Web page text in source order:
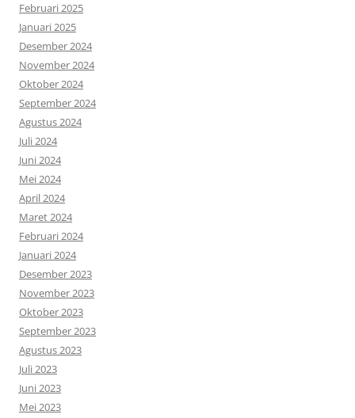
Februari 2025
Januari 2025
Desember 2024
November 2024
Oktober 2024
September 2024
Agustus 2024
Juli 2024
Juni 2024
Mei 2024
April 2024
Maret 2024
Februari 2024
Januari 2024
Desember 2023
November 2023
Oktober 2023
September 2023
Agustus 2023
Juli 2023
Juni 2023
Mei 2023